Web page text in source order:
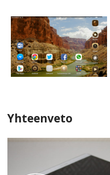
Yhteenveto